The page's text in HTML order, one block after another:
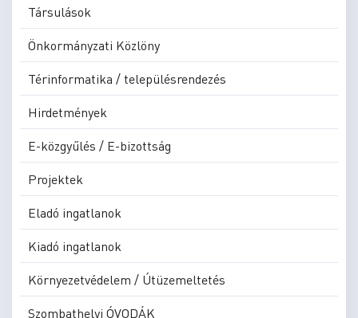
Társulások
Önkormányzati Közlöny
Térinformatika / településrendezés
Hirdetmények
E-közgyűlés / E-bizottság
Projektek
Eladó ingatlanok
Kiadó ingatlanok
Környezetvédelem / Útüzemeltetés
Szombathelyi ÓVODÁK